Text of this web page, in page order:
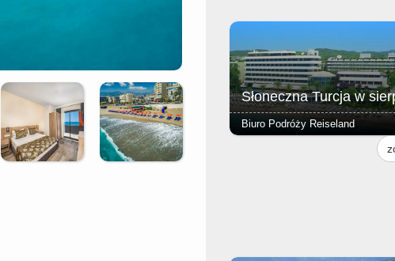
cieszyć się urokami Riwiery
Słoneczna Turcja w
Bezpośrednio przy hotelu
prywatna, piaszczysto-żwirowa
Biuro Podróży Reiseland